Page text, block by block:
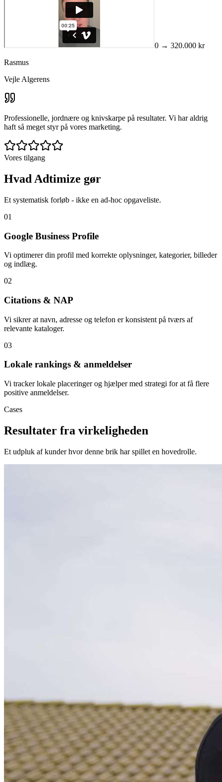
0 → 320.000 kr
Rasmus
Vejle Algerens
Professionelle, jordnære og knivskarpe på resultater. Vi har aldrig
haft så meget styr på vores marketing.
Vores tilgang
Hvad Adtimize gør
Et systematisk forløb - ikke en ad-hoc opgaveliste.
01
Google Business Profile
Vi optimerer din profil med korrekte oplysninger, kategorier, billeder
og indlæg.
02
Citations & NAP
Vi sikrer at navn, adresse og telefon er konsistent på tværs af
relevante kataloger.
03
Lokale rankings & anmeldelser
Vi tracker lokale placeringer og hjælper med strategi for at få flere
positive anmeldelser.
Cases
Resultater fra virkeligheden
Et udpluk af kunder hvor denne brik har spillet en hovedrolle.